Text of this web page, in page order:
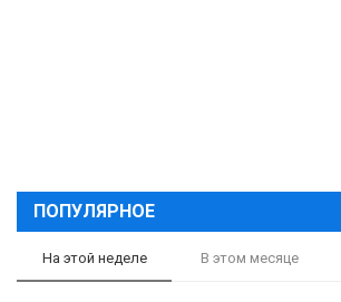
ПОПУЛЯРНОЕ
На этой неделе В этом месяце